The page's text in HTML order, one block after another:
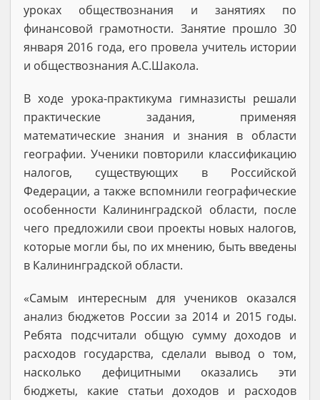
уроках обществознания и занятиях по
финансовой грамотности. Занятие прошло 30
января 2016 года, его провела учитель истории
и обществознания А.С.Шакола.
В ходе урока-практикума гимназисты решали
практические задания, применяя
математические знания и знания в области
географии. Ученики повторили классификацию
налогов, существующих в Российской
Федерации, а также вспомнили географические
особенности Калининградской области, после
чего предложили свои проекты новых налогов,
которые могли бы, по их мнению, быть введены
в Калининградской области.
«Самым интересным для учеников оказался
анализ бюджетов России за 2014 и 2015 годы.
Ребята подсчитали общую сумму доходов и
расходов государства, сделали вывод о том,
насколько дефицитными оказались эти
бюджеты, какие статьи доходов и расходов